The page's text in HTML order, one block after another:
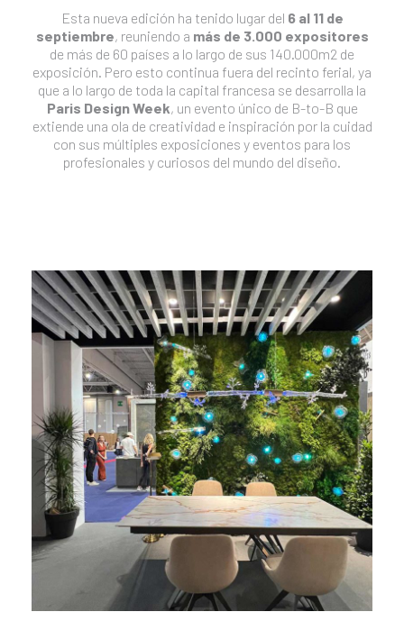
Esta nueva edición ha tenido lugar del 6 al 11 de
septiembre, reuniendo a más de 3.000 expositores
de más de 60 países a lo largo de sus 140.000m2 de
exposición. Pero esto continua fuera del recinto ferial, ya
que a lo largo de toda la capital francesa se desarrolla la
Paris Design Week, un evento único de B-to-B que
extiende una ola de creatividad e inspiración por la cuidad
con sus múltiples exposiciones y eventos para los
profesionales y curiosos del mundo del diseño.